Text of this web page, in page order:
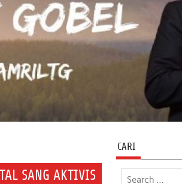
SANG AKTIVIS
CARI